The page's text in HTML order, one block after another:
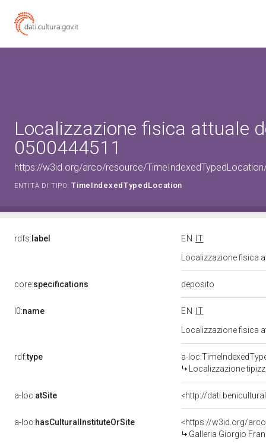
Localizzazione fisica attuale
0500444511
https://w3id.org/arco/resource/
ENTITÀ DI TIPO: TimeIndexedTypedLocation
rdfs: label EN
IT
Localizzazione fisica
core:specifications deposito
l0:name EN
IT
Localizzazione fisica
rdf:type
a-
Localizzazione
a-loc:atSite <http://
a-loc:hasCulturalInstituteOrSite
<https://w3id.org/
Galleria Giorgio